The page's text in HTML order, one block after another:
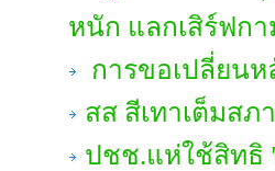
หนัก แลกเสิร์ฟก
การขอเปลี่ยน
สส สีเทาเต็มสภ
ปชช.แห่ใช้สิทธิ